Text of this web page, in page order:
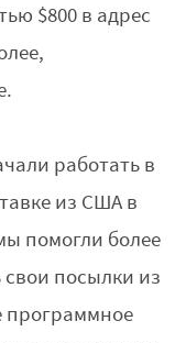
$800 в адрес
работать в
из США в
помогли более
свои посылки из
программное